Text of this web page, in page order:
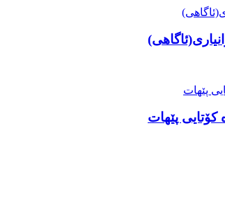
کۆتایی پێهات